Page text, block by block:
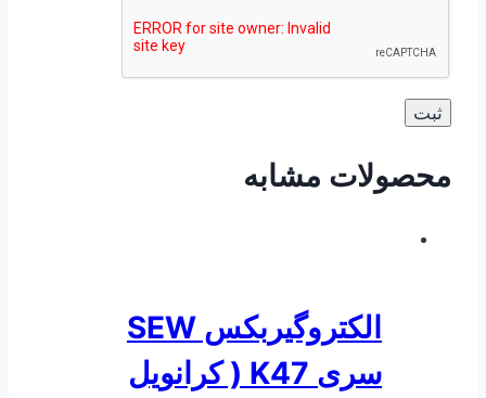
محصولات مشابه
الکتروگیربکس SEW
سری K47 ( کرانویل